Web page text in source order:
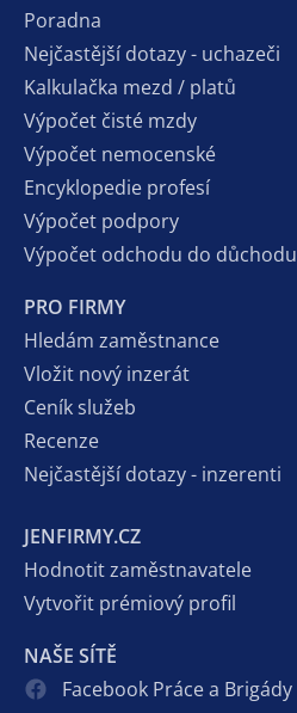
Poradna
Nejčastější dotazy - uchazeči
Kalkulačka mezd / platů
Výpočet čisté mzdy
Výpočet nemocenské
Encyklopedie profesí
Výpočet podpory
Výpočet odchodu do důchodu
PRO FIRMY
Hledám zaměstnance
Vložit nový inzerát
Ceník služeb
Recenze
Nejčastější dotazy - inzerenti
JENFIRMY.CZ
Hodnotit zaměstnavatele
Vytvořit prémiový profil
NAŠE SÍTĚ
Facebook Práce a Brigády